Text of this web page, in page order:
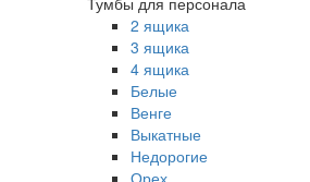
2 ящика
3 ящика
4 ящика
Белые
Венге
Выкатные
Недорогие